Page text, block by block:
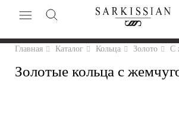
Главная Каталог Кольца Золото С
Золотые кольца с